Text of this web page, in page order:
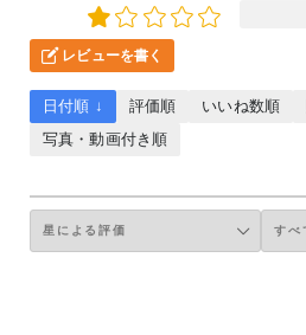
レビューを書く
日付順 ↓ 評価順 いいね数順
写真・動画付き順